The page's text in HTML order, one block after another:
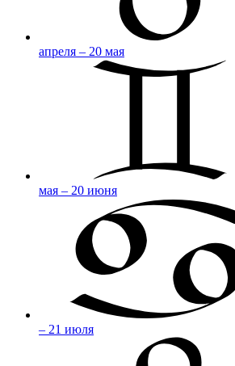
апреля – 20 мая
мая – 20 июня
– 21 июля